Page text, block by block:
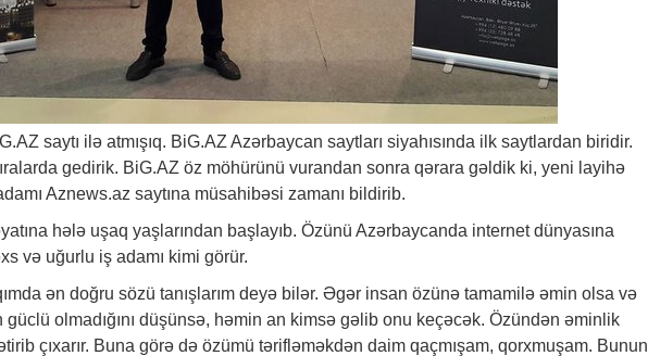
saytı ilə atmışıq. BiG.AZ Azərbaycan saytları siyahısında ilk saytlardan biridir.
gedirik. BiG.AZ öz möhürünü vurandan sonra qərara gəldik ki, yeni layihə
Aznews.az saytına müsahibəsi zamanı bildirib.
hələ uşaq yaşlarından başlayıb. Özünü Azərbaycanda internet dünyasına
və uğurlu iş adamı kimi görür.
ən doğru sözü tanışlarım deyə bilər. Əgər insan özünə tamamilə əmin olsa və
güclü olmadığını düşünsə, həmin an kimsə gəlib onu keçəcək. Özündən əminlik
çıxarır. Buna görə də özümü tərifləməkdən daim qaçmışam, qorxmuşam. Bunun